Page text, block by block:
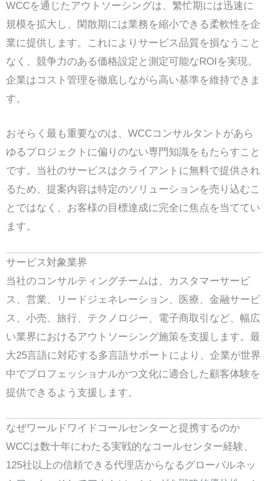
WCCを通じたアウトソーシングは、繁忙期には迅速に
規模を拡大し、閑散期には業務を縮小できる柔軟性を企
業に提供します。これによりサービス品質を損なうこと
なく、競争力のある価格設定と測定可能なROIを実現。
企業はコスト管理を徹底しながら高い基準を維持できま
す。
おそらく最も重要なのは、WCCコンサルタントがあら
ゆるプロジェクトに偏りのない専門知識をもたらすこと
です。当社のサービスはクライアントに無料で提供され
るため、提案内容は特定のソリューションを売り込むこ
とではなく、お客様の目標達成に完全に焦点を当ててい
ます。
サービス対象業界
当社のコンサルティングチームは、カスタマーサービ
ス、営業、リードジェネレーション、医療、金融サービ
ス、小売、旅行、テクノロジー、電子商取引など、幅広
い業界におけるアウトソーシング施策を支援します。最
大25言語に対応する多言語サポートにより、企業が世界
中でプロフェッショナルかつ文化に適合した顧客体験を
提供できるよう支援します。
なぜワールドワイドコールセンターと提携するのか
WCCは数十年にわたる実戦的なコールセンター経験、
125社以上の信頼できる代理店からなるグローバルネッ